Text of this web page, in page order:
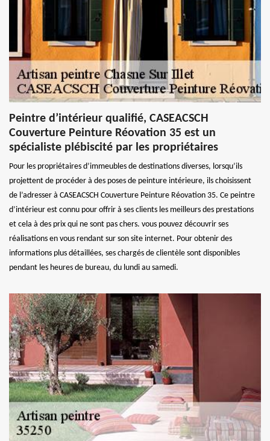
Peintre d’intérieur qualifié, CASEACSCH
Couverture Peinture Réovation 35 est un
spécialiste plébiscité par les propriétaires
Pour les propriétaires d’immeubles de destinations diverses, lorsqu’ils
projettent de procéder à des poses de peinture intérieure, ils choisissent
de l’adresser à CASEACSCH Couverture Peinture Réovation 35. Ce peintre
d’intérieur est connu pour offrir à ses clients les meilleurs des prestations
et cela à des prix qui ne sont pas chers. vous pouvez découvrir ses
réalisations en vous rendant sur son site internet. Pour obtenir des
informations plus détaillées, ses chargés de clientèle sont disponibles
pendant les heures de bureau, du lundi au samedi.